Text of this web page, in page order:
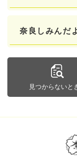
奈良しみんだ
見つからないと